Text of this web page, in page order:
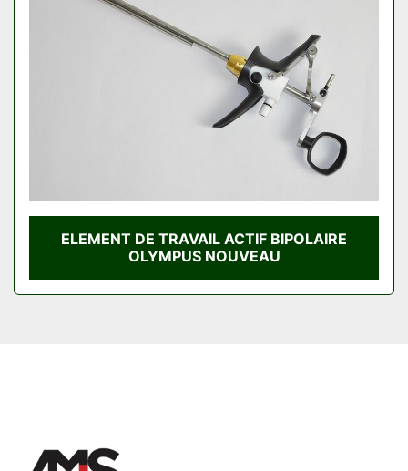
ELEMENT DE TRAVAIL ACTIF BIPOLAIRE
OLYMPUS NOUVEAU